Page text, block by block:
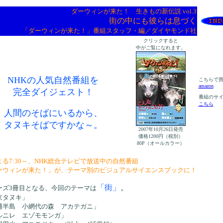
ダーウィンが来た！ 生きもの新伝説 vol.3
街の中にも彼らは息づく
「ダーウィンが来た！」番組スタッフ・編／ダイヤモンド社
NHKの人気自然番組を
完全ダイジェスト！
人間のそばにいるから、
タヌキそばですかな～。
クリックすると
中がご覧になれます。
2007年10月26日発売
価格1200円（税別）
80P（オールカラー）
こちらで
amazon
番組のサ
こちら
る7:30～、NHK総合テレビで放送中の自然番組
ウィンが来た！」が、テーマ別のビジュアルサイエンスブックに！
ズ3冊目となる、今回のテーマは 「街」 。
タヌキ」
半島 小網代の森 アカテガニ」
ニレ エゾモモンガ」